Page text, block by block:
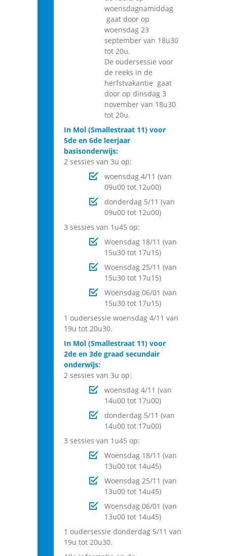
woensdagnamiddag
gaat door op
woensdag 23
september van 18u30
tot 20u.
De oudersessie voor
de reeks in de
herfstvakantie gaat
door op dinsdag 3
november van 18u30
tot 20u.
In Mol (Smallestraat 11) voor
5de en 6de leerjaar
basisonderwijs:
2 sessies van 3u op:
woensdag 4/11 (van
09u00 tot 12u00)
donderdag 5/11 (van
09u00 tot 12u00)
3 sessies van 1u45 op:
Woensdag 18/11 (van
15u30 tot 17u15)
Woensdag 25/11 (van
15u30 tot 17u15)
Woensdag 06/01 (van
15u30 tot 17u15)
1 oudersessie woensdag 4/11 van
19u tot 20u30.
In Mol (Smallestraat 11) voor
2de en 3de graad secundair
onderwijs:
2 sessies van 3u op:
woensdag 4/11 (van
14u00 tot 17u00)
donderdag 5/11 (van
14u00 tot 17u00)
3 sessies van 1u45 op:
Woensdag 18/11 (van
13u00 tot 14u45)
Woensdag 25/11 (van
13u00 tot 14u45)
Woensdag 06/01 (van
13u00 tot 14u45)
1 oudersessie donderdag 5/11 van
19u tot 20u30.